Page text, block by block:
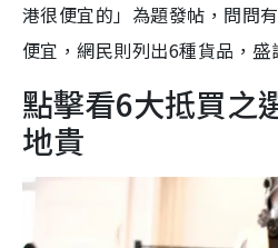
港很便宜的」為題發帖，問問
便宜，網民則列出6種貨品，盛
點擊看6大抵買之
地貴